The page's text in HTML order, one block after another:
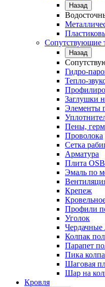
Назад
Сопутствующие
Назад
Гидро-
Тепло-
Заглушки
Элементы
Пены,
Проволока
Сетка
Арматура
Плита
Эмаль по
Крепеж
Профили
Уголок
Чердачные
Колпак
Парапет
Пика
Шаговая
Шар на
Кровля